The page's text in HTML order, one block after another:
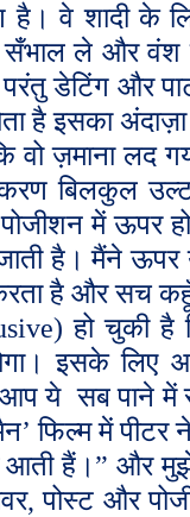
वे शादी के
ले और वंश
डेटिंग और
है इसका
वो ज़माना लद
बिलकुल
में ऊपर
है। मैंने
है और सच
) हो चुकी है
इसके लिए
आप ये सब पाने में
’ फिल्म में पीटर
आती हैं।” और
, पोस्ट और